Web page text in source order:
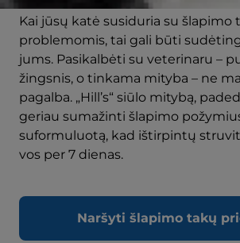
Kai jūsų katė susiduria su šlapimo
problemomis, tai gali būti
jums. Pasikalbėti su veterinaru –
žingsnis, o tinkama mityba – ne
pagalba. „Hill’s“ siūlo mitybą,
geriau sumažinti šlapimo
suformuluotą, kad ištirpintų
vos per 7 dienas.
Naršyti šlapimo takų